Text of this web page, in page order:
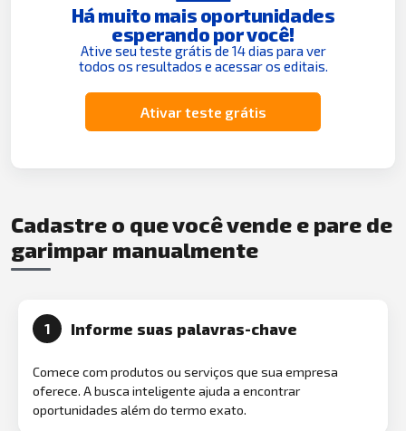
Há muito mais oportunidades
esperando por você!
Ative seu teste grátis de 14 dias para ver
todos os resultados e acessar os editais.
Ativar teste grátis
Cadastre o que você vende e pare de
garimpar manualmente
1 Informe suas palavras-chave
Comece com produtos ou serviços que sua empresa
oferece. A busca inteligente ajuda a encontrar
oportunidades além do termo exato.